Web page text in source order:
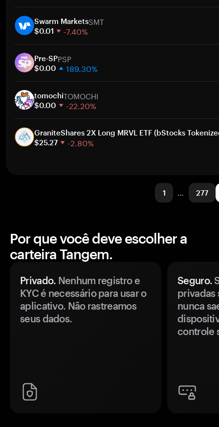
30 dias
Capitalização de mercado
Swarm MarketsSMT
$0.01 -7.40%
30 dias
Capitalização de mercado
Pre-SPPSP
$0.00 189.30%
30 dias
Capitalização de mercado
tomochiTOMOCHI
$0.00 -22.20%
30 dias
Capitalização de mercado
GraniteShares 2X Long MRVL ETF (bStocks
$25.27
-2.80%
1 … 277
Por que você deve escolher a
carteira Tangem.
Privado. Nenhum registro e
KYC é necessário para usar o
aplicativo. Não rastreamos
seus dados.
Seguro.
privadas
nunca
controle